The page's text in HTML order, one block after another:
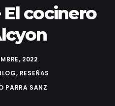
El cocinero
2022
, RESEÑAS
PARRA SANZ